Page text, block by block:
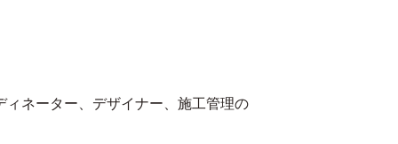
ネーター、デザイナー、施工管理の